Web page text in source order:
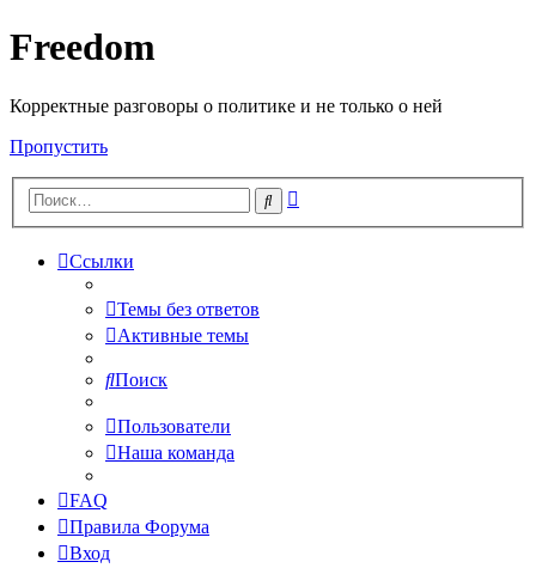
Freedom
Корректные разговоры о политике и не только о ней
Пропустить
Поиск
Ссылки
Темы без ответов
Активные темы
Поиск
Пользователи
Наша команда
FAQ
Правила Форума
Вход